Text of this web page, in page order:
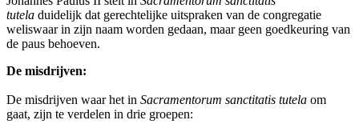
tutela duidelijk dat gerechtelijke uitspraken van de congregatie
weliswaar in zijn naam worden gedaan, maar geen goedkeuring van
de paus behoeven.
De misdrijven:
De misdrijven waar het in Sacramentorum sanctitatis tutela om
gaat, zijn te verdelen in drie groepen: